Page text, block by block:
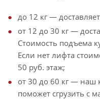
до 12 кг —
от 12 до 30 кг —
Стоимость подъема
Если нет лифта
50 руб. этаж;
от 30 до 60 кг — наш
поможет сгрузить с